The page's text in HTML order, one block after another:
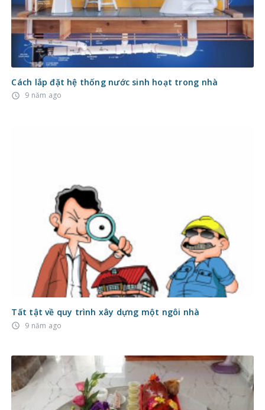
Cách lắp đặt hệ thống nước sinh hoạt trong nhà
access_time 9 năm ago
Tất tật về quy trình xây dựng một ngôi nhà
access_time 9 năm ago